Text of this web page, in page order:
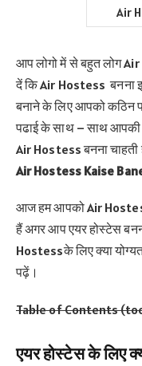
Air
आप लोगो में से बहुत लोग
दें कि Air Hostess बनना
बनाने के लिए आपको कठिन
पढाई के साथ – साथ आपकी
Air Hostess बनना चाहती
Air Hostess Kaise
आज हम आपको Air
हैं अगर आप एयर होस्टेस
Hostessके लिए क्या
पढ़ें।
Table of Contents
एयर होस्टेस के लिए